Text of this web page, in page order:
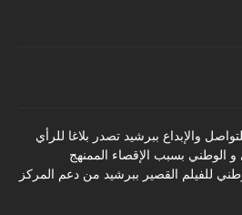
والإبداع ببرشيد تصدر بلاغا للرأي
و الوطني بسبب الإقصاء الممنهج
للفيلم القصير ببرشيد من دعم المركز